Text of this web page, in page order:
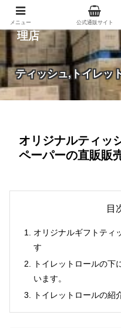
紙（家庭紙・包装紙
理店
ティッシュ,トイレッ
オリジナルティッ
ペーパーの直販販
目
オリジナルギフトティ
す
トイレットロールの下
います。
トイレットロールの紹
メニュー 公式通販サイト